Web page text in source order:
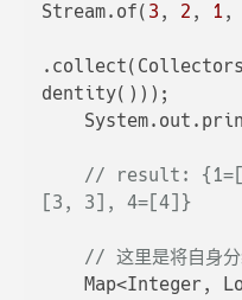
Stream.of( 3 , 2 , 1,
dentity()));
// result:
[3, 3], 4=[4]}
// 这里是将自身